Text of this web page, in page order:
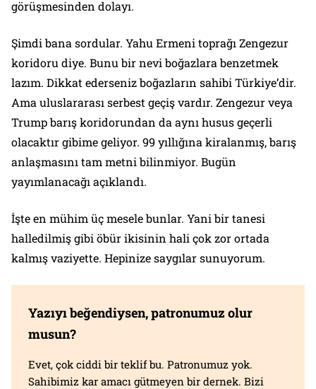
görüşmesinden dolayı.
Şimdi bana sordular. Yahu Ermeni toprağı Zengezur
koridoru diye. Bunu bir nevi boğazlara benzetmek
lazım. Dikkat ederseniz boğazların sahibi Türkiye’dir.
Ama uluslararası serbest geçiş vardır. Zengezur veya
Trump barış koridorundan da aynı husus geçerli
olacaktır gibime geliyor. 99 yıllığına kiralanmış, barış
anlaşmasını tam metni bilinmiyor. Bugün
yayımlanacağı açıklandı.
İşte en mühim üç mesele bunlar. Yani bir tanesi
halledilmiş gibi öbür ikisinin hali çok zor ortada
kalmış vaziyette. Hepinize saygılar sunuyorum.
Yazıyı beğendiysen, patronumuz olur
musun?
Evet, çok ciddi bir teklif bu. Patronumuz yok.
Sahibimiz kar amacı gütmeyen bir dernek. Bizi